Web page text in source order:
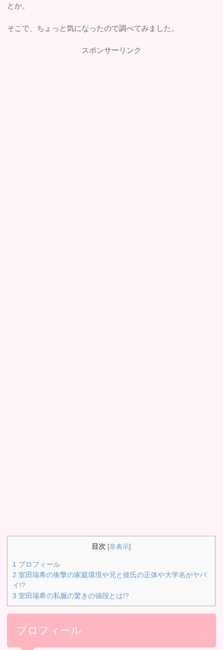
とか。
そこで、ちょっと気になったので調べてみました。
スポンサーリンク
目次 [非表示]
1 プロフィール
2 室田瑞希の衝撃の家庭環境や兄と彼氏の正体や大学名がヤバ
イ!?
3 室田瑞希の私服の驚きの値段とは!?
プロフィール